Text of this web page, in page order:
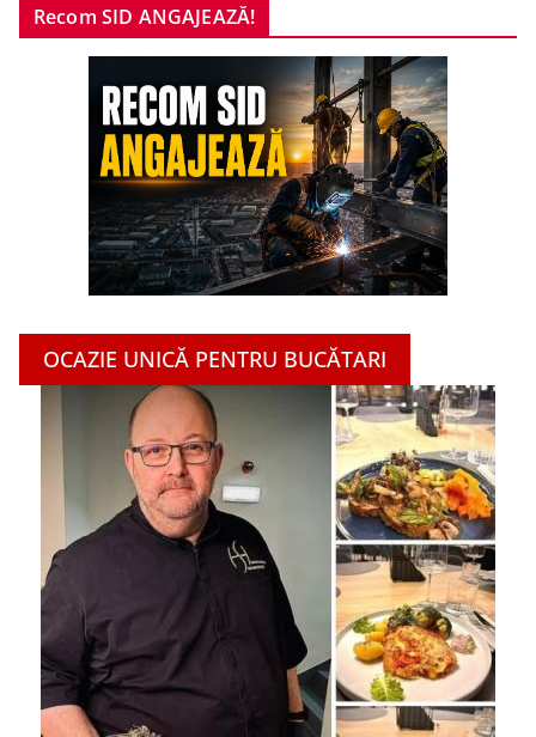
Recom SID ANGAJEAZĂ!
OCAZIE UNICĂ PENTRU BUCĂTARI